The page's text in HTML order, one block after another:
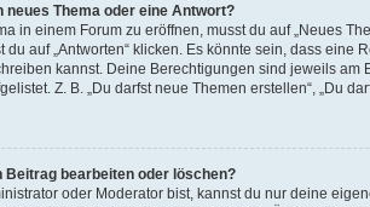
neues Thema oder eine Antwort?
in einem Forum zu eröffnen, musst du auf „Neues
du auf „Antworten“ klicken. Es könnte sein, dass eine
kannst. Deine Berechtigungen sind jeweils am
Z. B. „Du darfst neue Themen erstellen“, „Du
Beitrag bearbeiten oder löschen?
oder Moderator bist, kannst du nur deine